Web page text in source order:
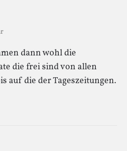
dann wohl die
die frei sind von allen
auf die der Tageszeitungen.